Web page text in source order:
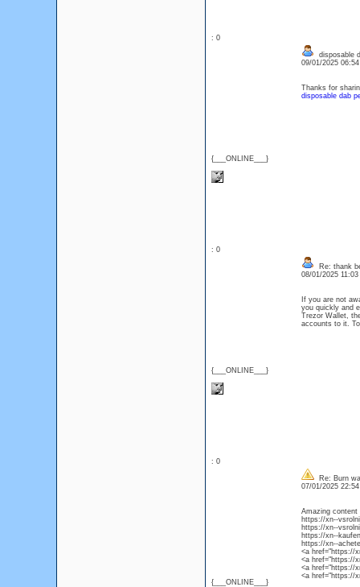
: 0
{___ONLINE___}
disposable
09/01/2025
Thanks for
disposable dab
: 0
{___ONLINE___}
Re: thank
08/01/2025
If you are not
you quickly and
Trezor Wallet,
accounts to it.
: 0
{___ONLINE___}
Re: Burn
07/01/2025
Amazing content
https://xn--
https://xn--
https://xn--
https://xn--
<a href="https://
<a href="https://
<a href="https://
<a href="https://